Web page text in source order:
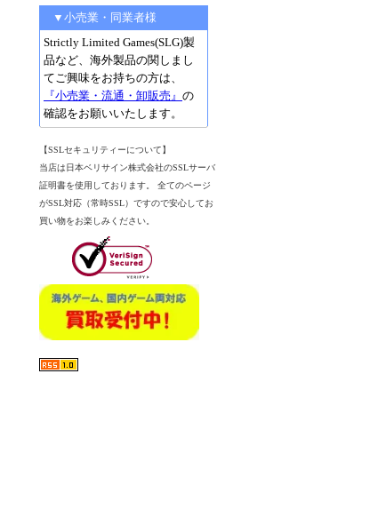
▼小売業・同業者様
Strictly Limited Games(SLG)製
品など、海外製品の関しまし
てご興味をお持ちの方は、
『小売業・流通・卸販売』 の
確認をお願いいたします。
【SSLセキュリティーについて】
当店は日本ベリサイン株式会社のSSLサーバ
証明書を使用しております。 全てのページ
がSSL対応（常時SSL）ですので安心してお
買い物をお楽しみください。